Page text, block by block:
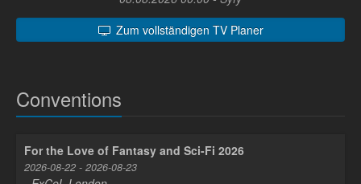
Zum vollständigen TV Planer
Conventions
For the Love of Fantasy and Sci-Fi 2026
2026-08-22 - 2026-08-23